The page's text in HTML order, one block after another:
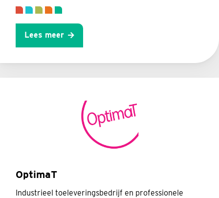
Lees meer
OptimaT
Industrieel toeleveringsbedrijf en professionele